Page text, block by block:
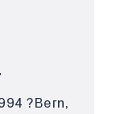
?Bern,